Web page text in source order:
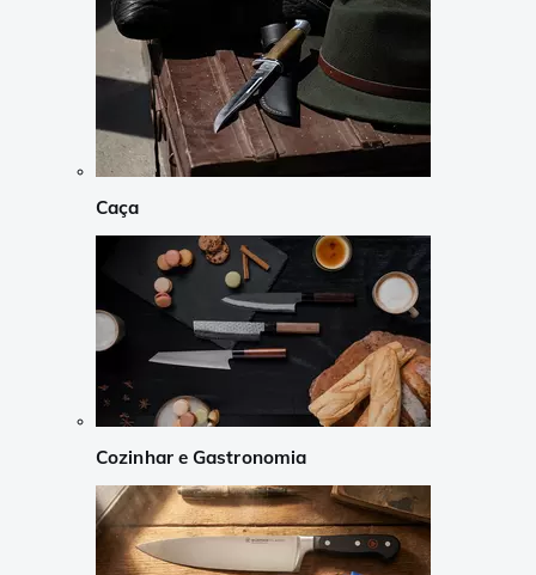
Caça
Cozinhar e Gastronomia